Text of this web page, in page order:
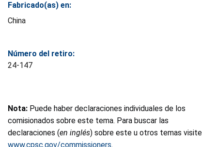
Fabricado(as) en:
China
Número del retiro:
24-147
Nota: Puede haber declaraciones individuales de los
comisionados sobre este tema. Para buscar las
declaraciones (en inglés) sobre este u otros temas visite
www.cpsc.gov/commissioners.